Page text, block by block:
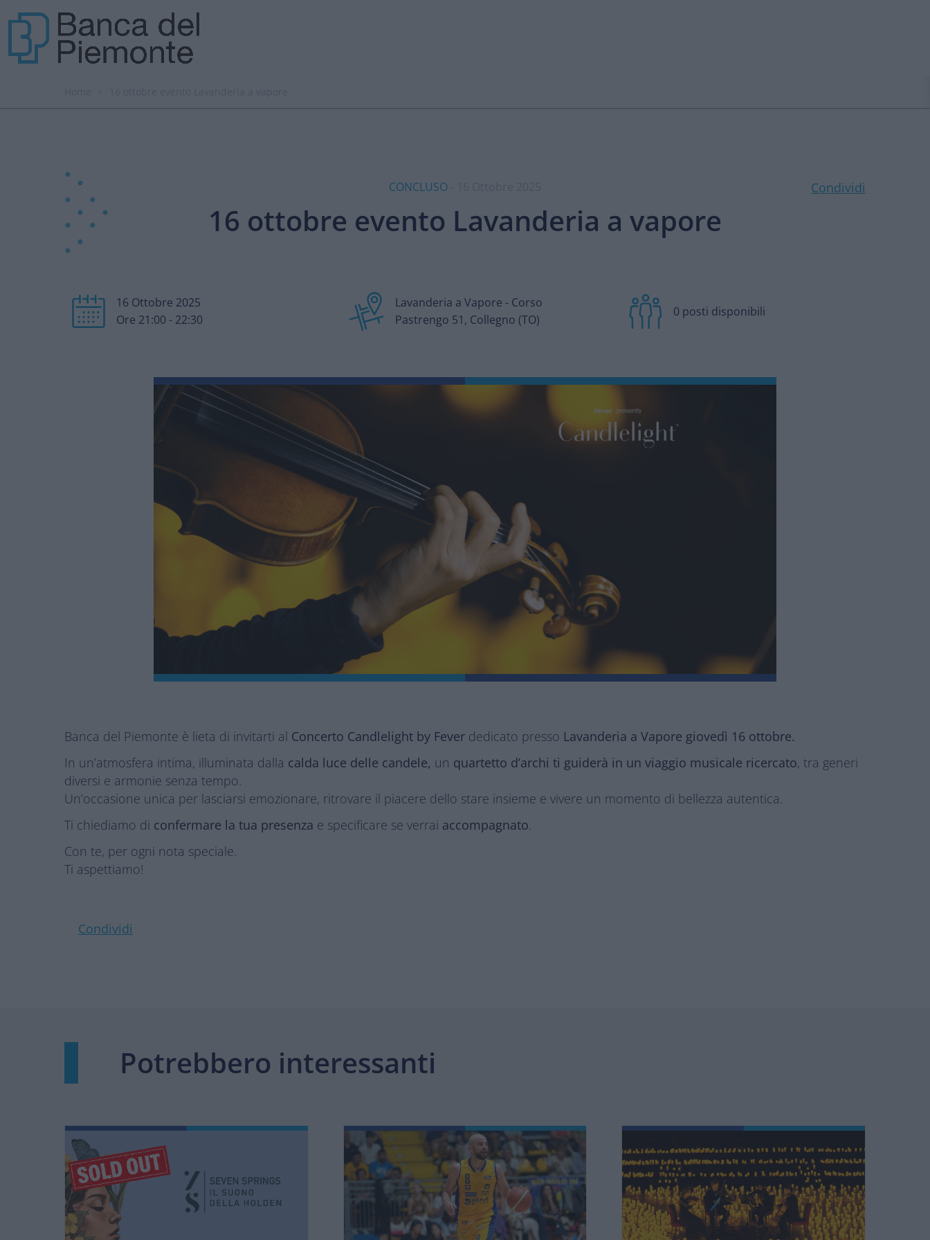
CONCLUSO Condividi
16 ottobre evento Lavanderia a vapore
16 Ottobre 2025
Ore 21:00 - 22:30
Lavanderia a Vapore - Corso
Pastrengo 51, Collegno (TO)
0 posti disponibili
Banca del Piemonte è lieta di invitarti al Concerto Candlelight by Fever dedicato presso Lavanderia a Vapore giovedì 16 ottobre.
In un’atmosfera intima, illuminata dalla calda luce delle candele, un quartetto d’archi ti guiderà in un viaggio musicale ricercato, tra generi
diversi e armonie senza tempo.
Un’occasione unica per lasciarsi emozionare, ritrovare il piacere dello stare insieme e vivere un momento di bellezza autentica.
Ti chiediamo di confermare la tua presenza e specificare se verrai accompagnato.
Con te, per ogni nota speciale.
Ti aspettiamo!
Condividi
Potrebbero interessanti